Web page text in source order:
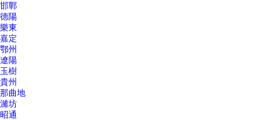
邯鄲
德陽
樂東
嘉定
鄂州
遼陽
玉樹
貴州
那曲地
濰坊
昭通